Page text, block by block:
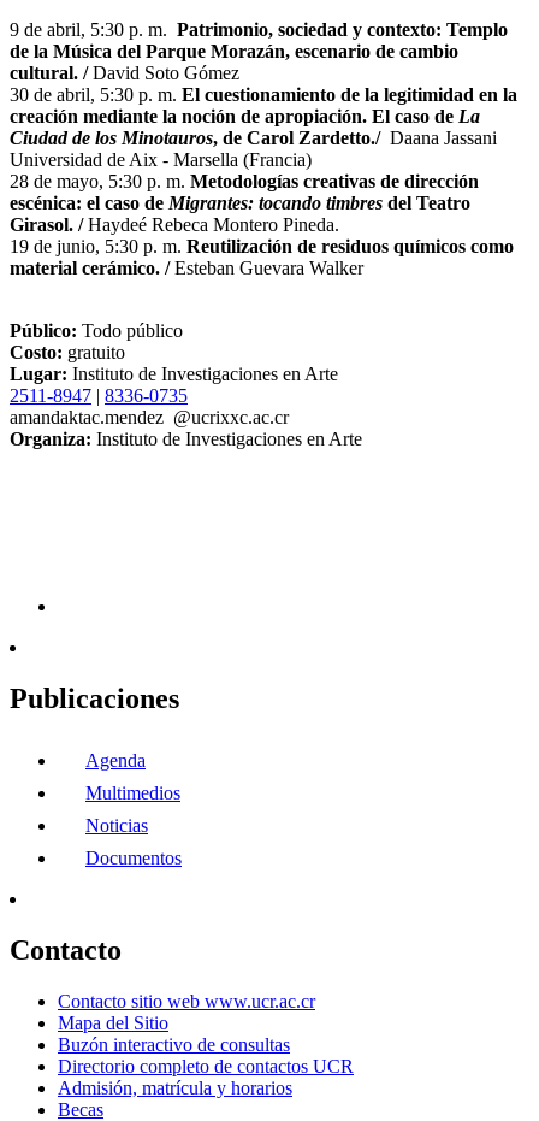
9 de abril, 5:30 p. m. Patrimonio, sociedad y contexto: Templo
de la Música del Parque Morazán, escenario de cambio
cultural. /David Soto Gómez
30 de abril, 5:30 p. m. El cuestionamiento de la legitimidad en la
creación mediante la noción de apropiación. El caso de La
Ciudad de los Minotauros, de Carol Zardetto./ Daana Jassani
Universidad de Aix - Marsella (Francia)
28 de mayo, 5:30 p. m. Metodologías creativas de dirección
escénica: el caso de Migrantes: tocando timbres del Teatro
Girasol. /Haydeé Rebeca Montero Pineda.
19 de junio, 5:30 p. m. Reutilización de residuos químicos como
material cerámico. /Esteban Guevara Walker
Público: Todo público
Costo: gratuito
Lugar: Instituto de Investigaciones en Arte
2511-8947 | 8336-0735
amandaktac.mendez @ucrixxc.ac.cr
Organiza: Instituto de Investigaciones en Arte
Publicaciones
Agenda
Multimedios
Noticias
Documentos
Contacto
Contacto sitio web www.ucr.ac.cr
Mapa del Sitio
Buzón interactivo de consultas
Directorio completo de contactos UCR
Admisión, matrícula y horarios
Becas